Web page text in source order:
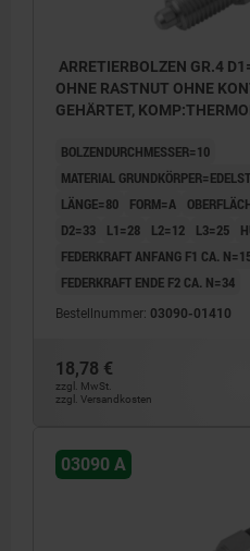
ARRETIERBOLZEN GR.4
OHNE RASTNUT OHNE
GEHÄRTET,
BOLZENDURCHMESSER=10
MATERIAL
LÄNGE=80
FORM=A
D2=33
L1=28 L2=12 L3=25
FEDERKRAFT ANFANG F1 CA.
FEDERKRAFT ENDE F2 CA. N=34
Bestellnummer: 03090-01410
18,78 €
zzgl. MwSt.
zzgl. Versandkosten
03090 A